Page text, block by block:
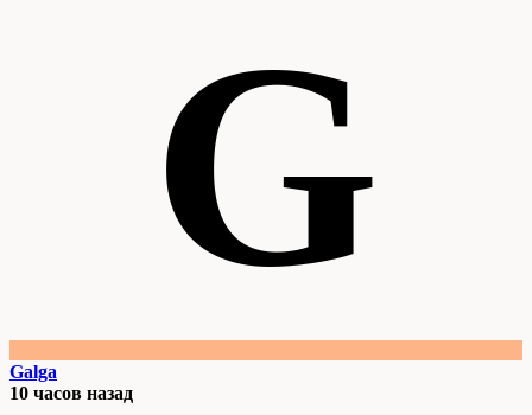
G
Galga
10 часов назад